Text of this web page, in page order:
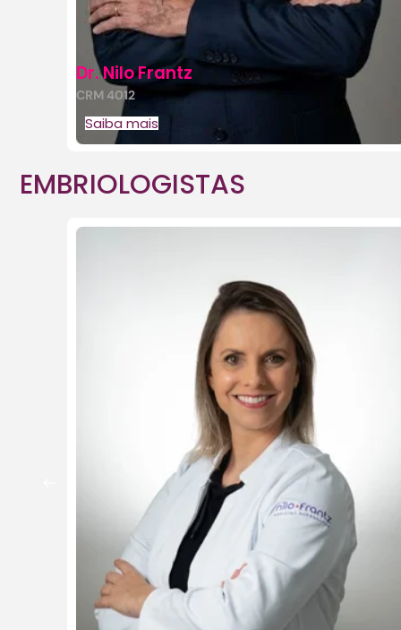
Dr. Nilo Frantz
CRM 4012
Saiba mais
EMBRIOLOGISTAS